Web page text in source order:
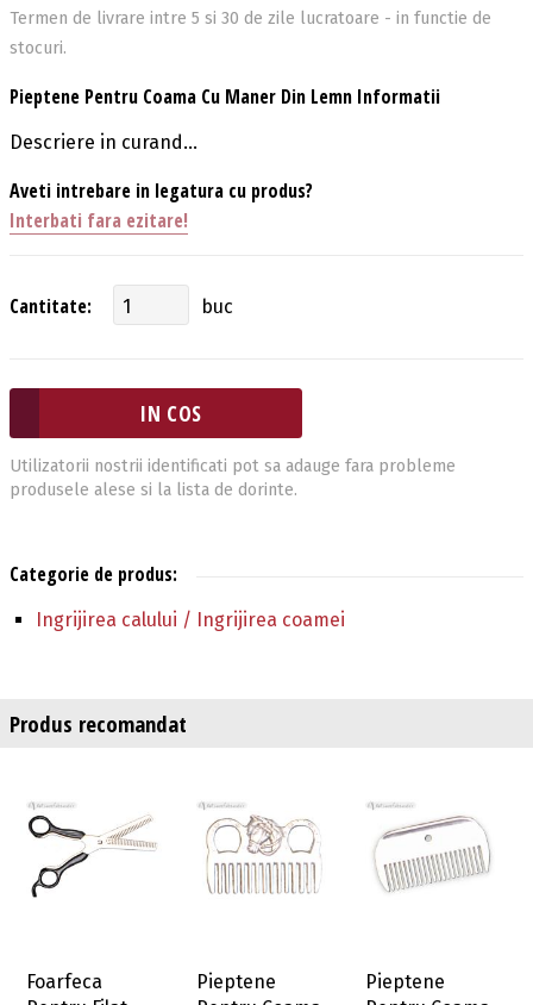
Termen de livrare intre 5 si 30 de zile lucratoare - in functie de
stocuri.
Pieptene Pentru Coama Cu Maner Din Lemn Informatii
Descriere in curand...
Aveti intrebare in legatura cu produs?
Interbati fara ezitare!
Cantitate: buc
Utilizatorii nostrii identificati pot sa adauge fara probleme
produsele alese si la lista de dorinte.
Categorie de produs:
Ingrijirea calului / Ingrijirea coamei
Produs recomandat
Foarfeca
Pieptene
Pieptene